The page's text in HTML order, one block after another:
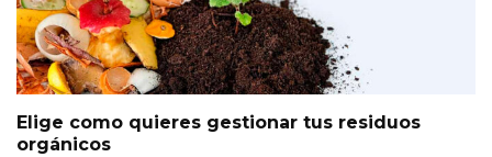
Elige como quieres gestionar tus residuos
orgánicos